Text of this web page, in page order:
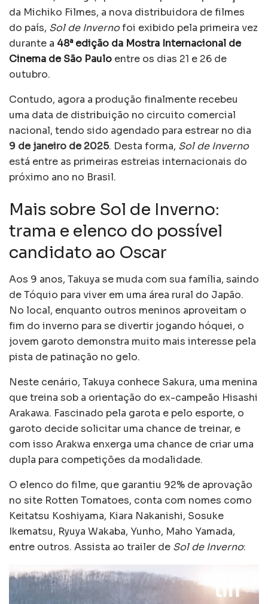
da Michiko Filmes, a nova distribuidora de filmes
do país, Sol de Invernofoi exibido pela primeira vez
durante a 48ª edição da Mostra Internacional de
Cinema de São Paulo entre os dias 21 e 26 de
outubro.
Contudo, agora a produção finalmente recebeu
uma data de distribuição no circuito comercial
nacional, tendo sido agendado para estrear no dia
9 de janeiro de 2025. Desta forma, Sol de Inverno
está entre as primeiras estreias internacionais do
próximo ano no Brasil.
Mais sobre Sol de Inverno:
trama e elenco do possível
candidato ao Oscar
Aos 9 anos, Takuya se muda com sua família, saindo
de Tóquio para viver em uma área rural do Japão.
No local, enquanto outros meninos aproveitam o
fim do inverno para se divertir jogando hóquei, o
jovem garoto demonstra muito mais interesse pela
pista de patinação no gelo.
Neste cenário, Takuya conhece Sakura, uma menina
que treina sob a orientação do ex-campeão Hisashi
Arakawa. Fascinado pela garota e pelo esporte, o
garoto decide solicitar uma chance de treinar, e
com isso Arakwa enxerga uma chance de criar uma
dupla para competições da modalidade.
O elenco do filme, que garantiu 92% de aprovação
no site Rotten Tomatoes, conta com nomes como
Keitatsu Koshiyama, Kiara Nakanishi, Sosuke
Ikematsu, Ryuya Wakaba, Yunho, Maho Yamada,
entre outros. Assista ao trailer de Sol de Inverno: